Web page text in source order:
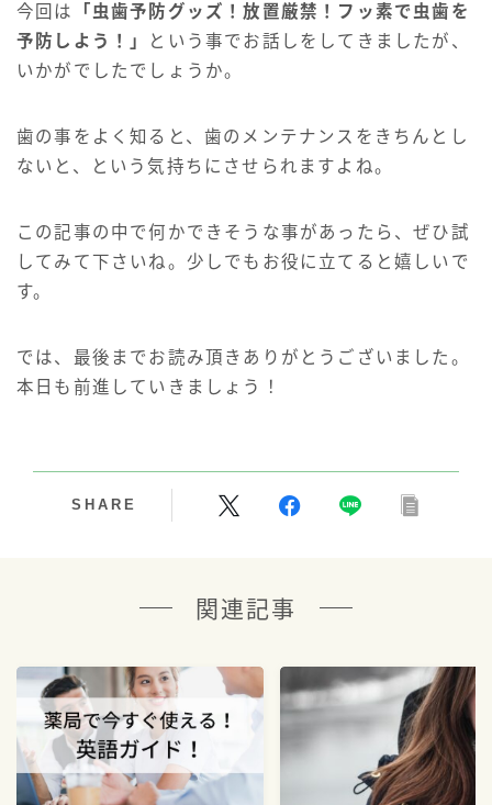
今回は
「虫歯予防グッズ！放置厳禁！フッ素で虫歯を
予防しよう！」
という事でお話しをしてきましたが、
いかがでしたでしょうか。
歯の事をよく知ると、歯のメンテナンスをきちんとし
ないと、という気持ちにさせられますよね。
この記事の中で何かできそうな事があったら、ぜひ試
してみて下さいね。少しでもお役に立てると嬉しいで
す。
では、最後までお読み頂きありがとうございました。
本日も前進していきましょう！
SHARE
関連記事